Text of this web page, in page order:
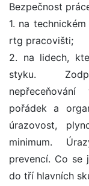
Bezpečnost
1. na
rtg pracovišti;
2. na lidech,
styku.
pořádek a
úrazovost,
minimum.
prevencí. Co se
do tří hlavních